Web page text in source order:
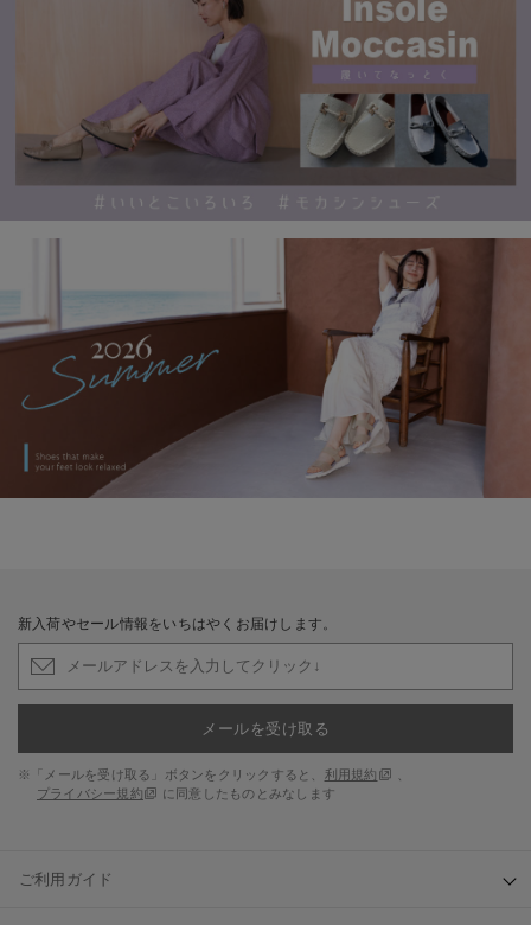
新入荷やセール情報をいちはやくお届けします。
メールを受け取る
※「メールを受け取る」ボタンをクリックすると、 利用規約
プライバシー規約
に同意したものとみなします
ご利用ガイド